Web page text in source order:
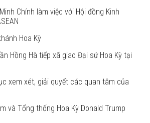
Chính làm việc với Hội đồng Kinh
Hoa Kỳ
Hồng Hà tiếp xã giao Đại sứ Hoa Kỳ tại
xem xét, giải quyết các quan tâm của
và Tổng thống Hoa Kỳ Donald Trump